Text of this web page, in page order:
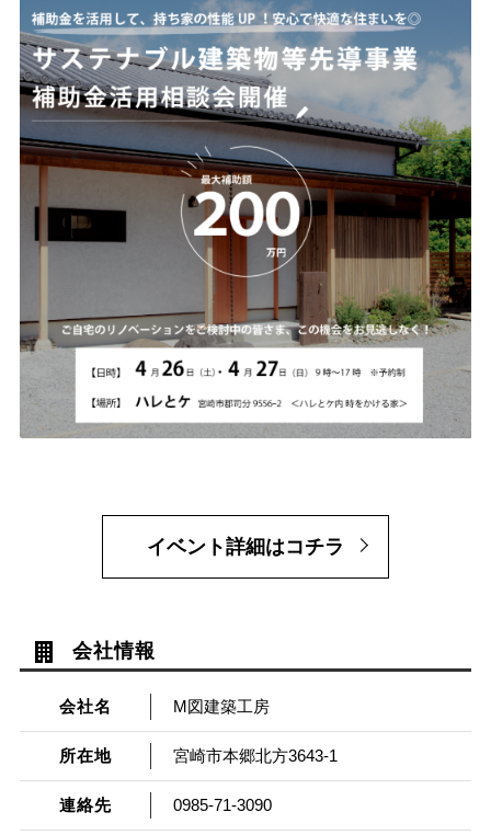
イベント詳細はコチラ
会社情報
会社名 M図建築工房
所在地 宮崎市本郷北方3643-1
連絡先 0985-71-3090